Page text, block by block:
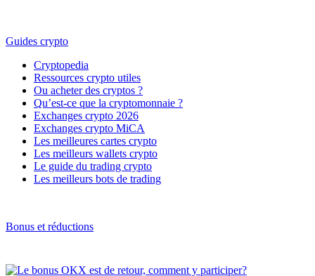
Guides crypto
Cryptopedia
Ressources crypto utiles
Ou acheter des cryptos ?
Qu’est-ce que la cryptomonnaie ?
Exchanges crypto 2026
Exchanges crypto MiCA
Les meilleures cartes crypto
Les meilleurs wallets crypto
Le guide du trading crypto
Les meilleurs bots de trading
Bonus et réductions